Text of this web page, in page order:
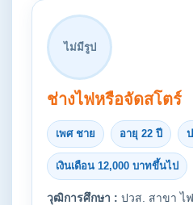
ไม่มีรูป
ช่างไฟหรือจัดสโตร์
เพศ ชาย อายุ 22 ปี
เงินเดือน 12,000 บาทขึ้นไป
วุฒิการศึกษา : ปวส. สาขา ไ